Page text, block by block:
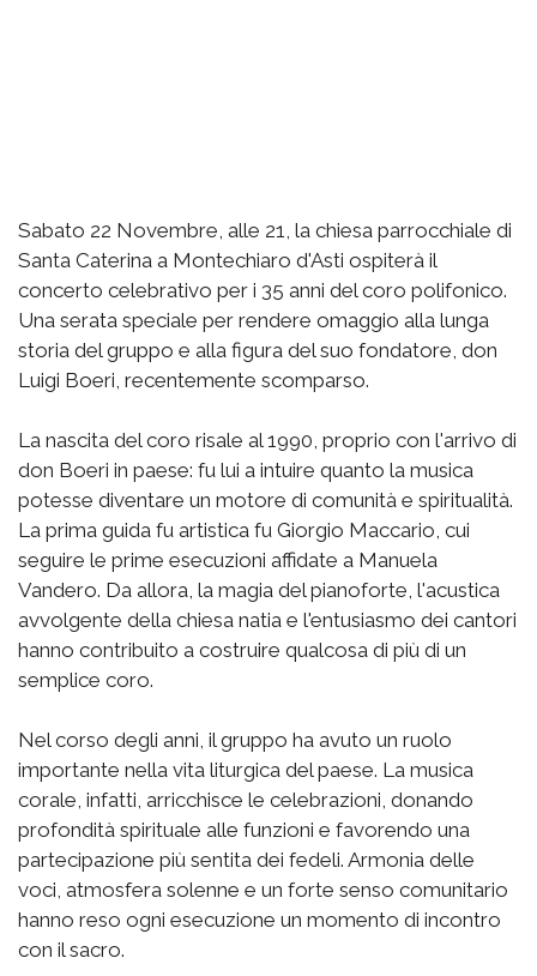
Sabato 22 Novembre, alle 21, la chiesa parrocchiale di
Santa Caterina a Montechiaro d'Asti ospiterà il
concerto celebrativo per i 35 anni del coro polifonico.
Una serata speciale per rendere omaggio alla lunga
storia del gruppo e alla figura del suo fondatore, don
Luigi Boeri, recentemente scomparso.
La nascita del coro risale al 1990, proprio con l'arrivo di
don Boeri in paese: fu lui a intuire quanto la musica
potesse diventare un motore di comunità e spiritualità.
La prima guida fu artistica fu Giorgio Maccario, cui
seguire le prime esecuzioni affidate a Manuela
Vandero. Da allora, la magia del pianoforte, l'acustica
avvolgente della chiesa natia e l'entusiasmo dei cantori
hanno contribuito a costruire qualcosa di più di un
semplice coro.
Nel corso degli anni, il gruppo ha avuto un ruolo
importante nella vita liturgica del paese. La musica
corale, infatti, arricchisce le celebrazioni, donando
profondità spirituale alle funzioni e favorendo una
partecipazione più sentita dei fedeli. Armonia delle
voci, atmosfera solenne e un forte senso comunitario
hanno reso ogni esecuzione un momento di incontro
con il sacro.